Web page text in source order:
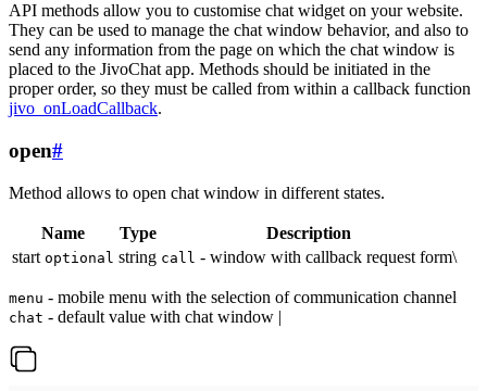
API methods allow you to customise chat widget on your website.
They can be used to manage the chat window behavior, and also to
send any information from the page on which the chat window is
placed to the JivoChat app. Methods should be initiated in the
proper order, so they must be called from within a callback function
jivo_onLoadCallback.
open#
Method allows to open chat window in different states.
Name Type
Description
start optional string call - window with callback request form\
menu - mobile menu with the selection of communication channel
chat - default value with chat window |